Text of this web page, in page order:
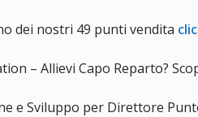
dei nostri 49 punti vendita cli
– Allievi Capo Reparto?
e Sviluppo per Direttore